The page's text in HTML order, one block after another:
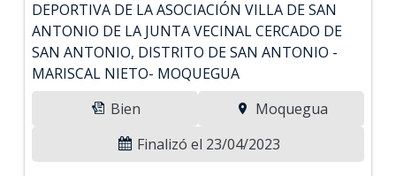
DEPORTIVA DE LA ASOCIACIÓN VILLA DE SAN
ANTONIO DE LA JUNTA VECINAL CERCADO DE
SAN ANTONIO, DISTRITO DE SAN ANTONIO -
MARISCAL NIETO- MOQUEGUA
Bien
Moquegua
Finalizó el 23/04/2023